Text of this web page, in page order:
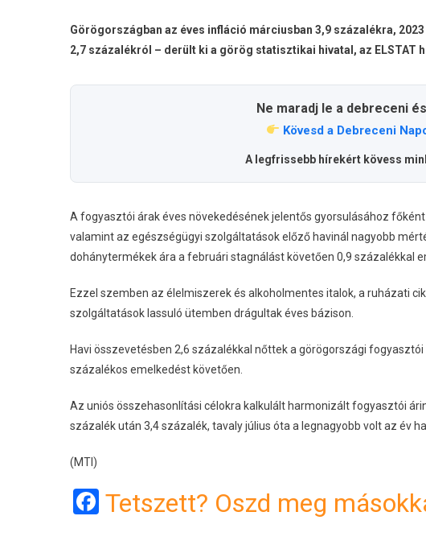
Görögországban az éves infláció márciusban 3,9 százalékra,
2,7 százalékról – derült ki a görög statisztikai hivatal, az ELSTAT
Ne maradj le a debreceni
Kövesd a Debreceni
A legfrissebb hírekért kövess
A fogyasztói árak éves növekedésének jelentős gyorsulásához
valamint az egészségügyi szolgáltatások előző havinál nagyobb
dohánytermékek ára a februári stagnálást követően 0,9 százalékkal
Ezzel szemben az élelmiszerek és alkoholmentes italok, a ruházati
szolgáltatások lassuló ütemben drágultak éves bázison.
Havi összevetésben 2,6 százalékkal nőttek a görögországi
százalékos emelkedést követően.
Az uniós összehasonlítási célokra kalkulált harmonizált fogyasztói
százalék után 3,4 százalék, tavaly július óta a legnagyobb volt az év
(MTI)
Facebook
Tetszett? Oszd meg